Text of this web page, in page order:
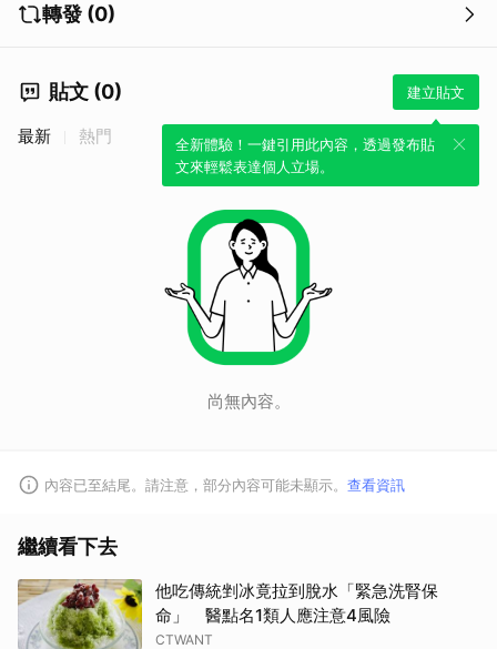
轉發 (0)
貼文 (0) 建立貼文
全新體驗！一鍵引用此內容，透過發布貼
文來輕鬆表達個人立場。
最新 熱門
尚無內容。
內容已至結尾。請注意，部分內容可能未顯示。 查看資訊
繼續看下去
他吃傳統剉冰竟拉到脫水「緊急洗腎保
命」 醫點名1類人應注意4風險
CTWANT